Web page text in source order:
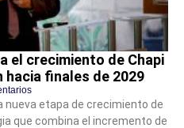
el crecimiento de Chapi
hacia finales de 2029
nueva etapa de crecimiento de
que combina el incremento de